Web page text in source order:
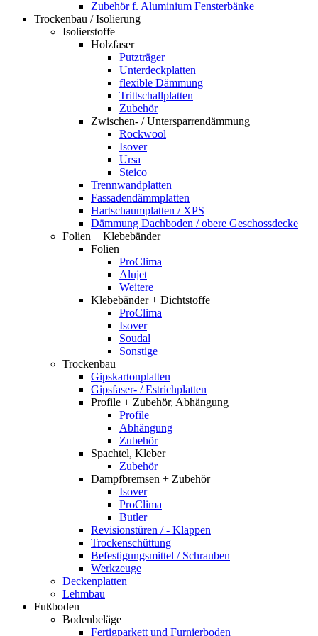
Zubehör f. Aluminium Fensterbänke
Trockenbau / Isolierung
Isolierstoffe
Holzfaser
Putzträger
Unterdeckplatten
flexible Dämmung
Trittschallplatten
Zubehör
Zwischen- / Untersparrendämmung
Rockwool
Isover
Ursa
Steico
Trennwandplatten
Fassadendämmplatten
Hartschaumplatten / XPS
Dämmung Dachboden / obere Geschossdecke
Folien + Klebebänder
Folien
ProClima
Alujet
Weitere
Klebebänder + Dichtstoffe
ProClima
Isover
Soudal
Sonstige
Trockenbau
Gipskartonplatten
Gipsfaser- / Estrichplatten
Profile + Zubehör, Abhängung
Profile
Abhängung
Zubehör
Spachtel, Kleber
Zubehör
Dampfbremsen + Zubehör
Isover
ProClima
Butler
Revisionstüren / - Klappen
Trockenschüttung
Befestigungsmittel / Schrauben
Werkzeuge
Deckenplatten
Lehmbau
Fußboden
Bodenbeläge
Fertigparkett und Furnierboden